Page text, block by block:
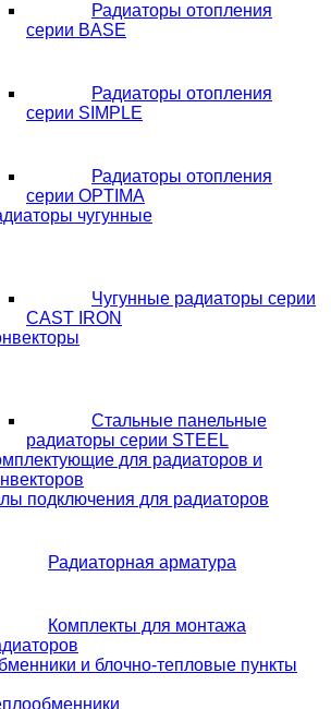
Радиаторы отопления
серии BASE
Радиаторы отопления
серии SIMPLE
Радиаторы отопления
серии OPTIMA
чугунные
Чугунные радиаторы серии
CAST IRON
Стальные панельные
радиаторы серии STEEL
для радиаторов и
подключения для радиаторов
Радиаторная арматура
Комплекты для монтажа
и блочно-тепловые пункты